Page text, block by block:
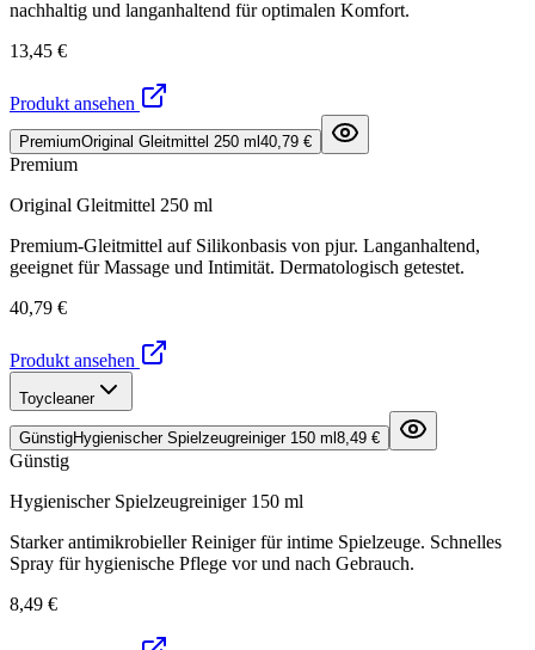
nachhaltig und langanhaltend für optimalen Komfort.
13,45 €
Produkt ansehen
PremiumOriginal Gleitmittel 250 ml 40,79 €
Premium
Original Gleitmittel 250 ml
Premium-Gleitmittel auf Silikonbasis von pjur. Langanhaltend,
geeignet für Massage und Intimität. Dermatologisch getestet.
40,79 €
Produkt ansehen
Toycleaner
GünstigHygienischer Spielzeugreiniger 150 ml 8,49 €
Günstig
Hygienischer Spielzeugreiniger 150 ml
Starker antimikrobieller Reiniger für intime Spielzeuge. Schnelles
Spray für hygienische Pflege vor und nach Gebrauch.
8,49 €